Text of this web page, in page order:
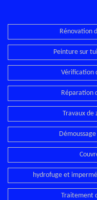
Rénovation
Peinture sur
Vérification
Réparation
Travaux de
hydrofuge et
Traitement